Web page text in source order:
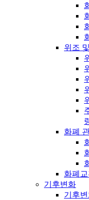
위조
화폐
화폐
기후변화
기후